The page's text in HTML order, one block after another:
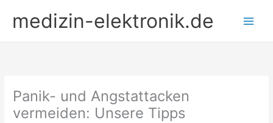
Inhaltmedizin-elektronik.de
Panik- und Angstattacken
vermeiden: Unsere Tipps